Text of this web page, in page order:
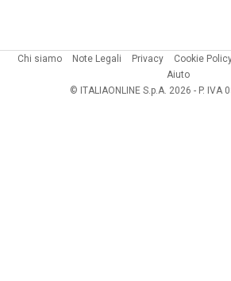
Chi siamo Note Legali Privacy Cookie
Aiuto
© ITALIAONLINE S.p.A. 2026 - P. IVA